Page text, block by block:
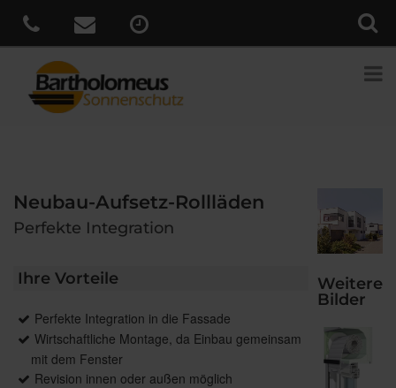
Neubau-Aufsetz-Rollläden
Perfekte Integration
Ihre Vorteile
Perfekte Integration in die Fassade
Wirtschaftliche Montage, da Einbau gemeinsam
mit dem Fenster
Revision innen oder außen möglich
Weitere
Bilder